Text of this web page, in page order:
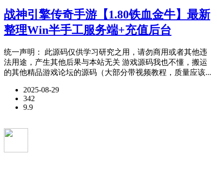
战神引擎传奇手游【1.80铁血金牛】最新
整理Win半手工服务端+充值后台
统一声明： 此源码仅供学习研究之用，请勿商用或者其他违
法用途，产生其他后果与本站无关 游戏源码我也不懂，搬运
的其他精品游戏论坛的源码（大部分带视频教程，质量应该...
2025-08-29
342
9.9